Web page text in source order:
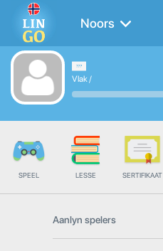
Noors
Vlak/
SPEEL LESSE SERTIFIKAAT
Aanlyn spelers